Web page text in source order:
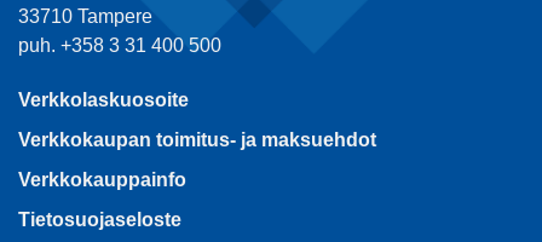
33710 Tampere
puh. +358 3 31 400 500
Verkkolaskuosoite
Verkkokaupan toimitus- ja maksuehdot
Verkkokauppainfo
Tietosuojaseloste